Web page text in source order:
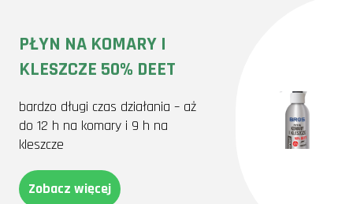
PŁYN NA KOMARY I
KLESZCZE 50% DEET
bardzo długi czas działania – aż
do 12 h na komary i 9 h na
kleszcze
Zobacz więcej